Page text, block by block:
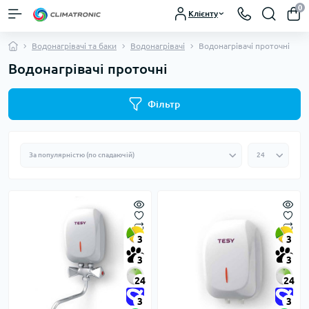
Клієнту
0
Водонагрівачі та баки Водонагрівачі Водонагрівачі проточні
Водонагрівачі проточні
Фільтр
3
3
24
3
3
3
24
3